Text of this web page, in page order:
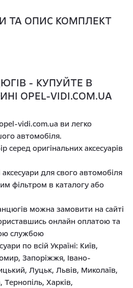
ТА ОПИС КОМПЛЕКТ
- КУПУЙТЕ В
OPEL-VIDI.COM.UA
vidi.com.ua ви легко
автомобіля.
серед оригінальних аксесуарів
аксесуари для свого автомобіля
фільтром в каталогу або
можна замовити на сайті
онлайн оплатою та
службою
по всій Україні: Київ,
Запоріжжя, Івано-
Луцьк, Львів, Миколаїв,
Харків,